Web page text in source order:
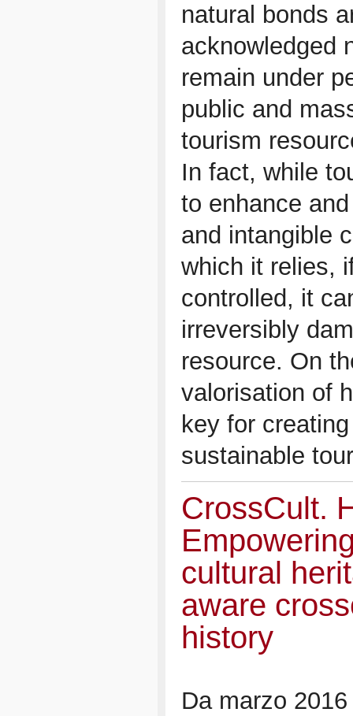
natural bonds
acknowledged
remain under
public and
tourism
In fact, while
to enhance
and intangible
which it relies,
controlled, it
irreversibly
resource. On
valorisation of
key for
sustainable
CrossCult.
cultural
aware
history
Da marzo